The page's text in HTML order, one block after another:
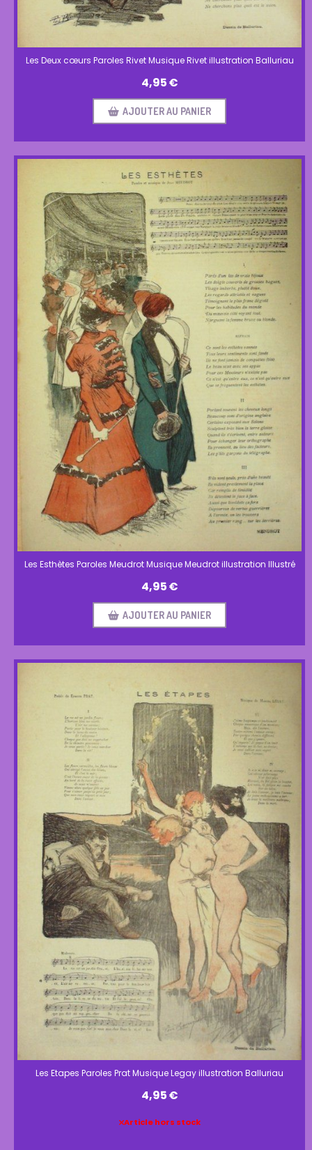
Les Deux cœurs Paroles Rivet Musique Rivet illustration Balluriau
4,95€
AJOUTER AU PANIER
Les Esthètes Paroles Meudrot Musique Meudrot illustration Illustré
4,95€
AJOUTER AU PANIER
Les Etapes Paroles Prat Musique Legay illustration Balluriau
4,95€
Article hors stock